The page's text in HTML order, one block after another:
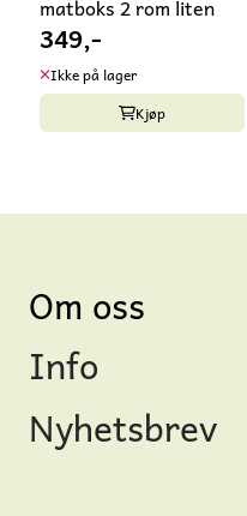
matboks 2 rom liten
349,-
Ikke på lager
Kjøp
Om oss
Gåsungen
0168 Oslo
Info
Hvem er vi?
Salgsbetingelser & personvern
Nyhetsbrev